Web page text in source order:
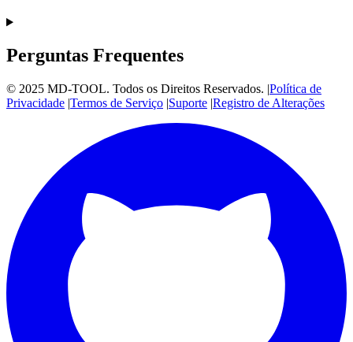
Perguntas Frequentes
© 2025 MD-TOOL. Todos os Direitos Reservados. |Política de
Privacidade |Termos de Serviço |Suporte |Registro de Alterações